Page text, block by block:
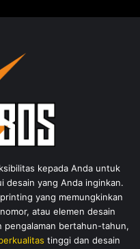
kepada Anda untuk
desain yang Anda inginkan.
yang memungkinkan
atau elemen desain
pengalaman bertahun-tahun,
tinggi dan desain